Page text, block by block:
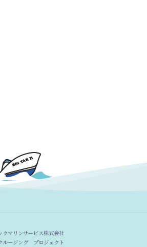
クマリンサービス株式会社
ルージング プロジェクト